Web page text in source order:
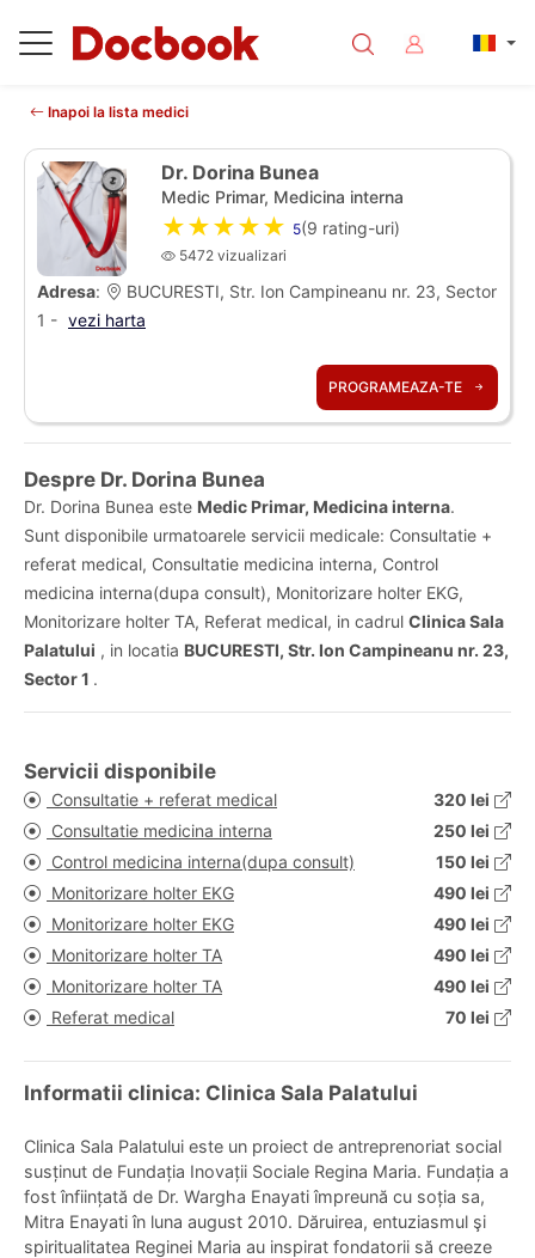
Inapoi la lista medici
Dr. Dorina Bunea
Medic Primar, Medicina interna
★★★★★ 5(9 rating-uri)
5472 vizualizari
Adresa:
BUCURESTI, Str. Ion Campineanu nr. 23, Sector
1 - vezi harta
PROGRAMEAZA-TE
Despre Dr. Dorina Bunea
Dr. Dorina Bunea este Medic Primar, Medicina interna.
Sunt disponibile urmatoarele servicii medicale: Consultatie +
referat medical, Consultatie medicina interna, Control
medicina interna(dupa consult), Monitorizare holter EKG,
Monitorizare holter TA, Referat medical, in cadrul Clinica Sala
Palatului , in locatia BUCURESTI, Str. Ion Campineanu nr. 23,
Sector 1 .
Servicii disponibile
Consultatie + referat medical
320 lei
Consultatie medicina interna
250 lei
Control medicina interna(dupa consult)
150 lei
Monitorizare holter EKG
490 lei
Monitorizare holter EKG
490 lei
Monitorizare holter TA
490 lei
Monitorizare holter TA
490 lei
Referat medical
70 lei
Informatii clinica: Clinica Sala Palatului
Clinica Sala Palatului este un proiect de antreprenoriat social
susținut de Fundația Inovații Sociale Regina Maria. Fundația a
fost înființată de Dr. Wargha Enayati împreună cu soția sa,
Mitra Enayati în luna august 2010. Dăruirea, entuziasmul şi
spiritualitatea Reginei Maria au inspirat fondatorii să creeze